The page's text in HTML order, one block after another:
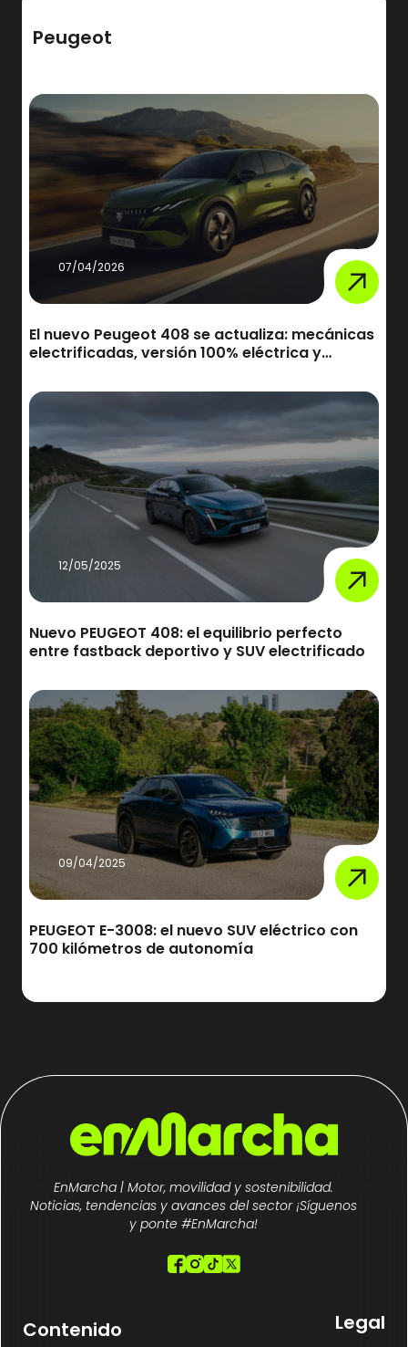
Peugeot
07/04/2026
El nuevo Peugeot 408 se actualiza: mecánicas
electrificadas, versión 100% eléctrica y
12/05/2025
Nuevo PEUGEOT 408: el equilibrio perfecto
entre fastback deportivo y SUV electrificado
09/04/2025
PEUGEOT E-3008: el nuevo SUV eléctrico con
700 kilómetros de autonomía
EnMarcha | Motor, movilidad y sostenibilidad.
Noticias, tendencias y avances del sector ¡Síguenos
y ponte #EnMarcha!
Contenido Legal